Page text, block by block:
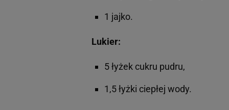
1 jajko.
Lukier:
5 łyżek cukru pudru,
1,5 łyżki ciepłej wody.